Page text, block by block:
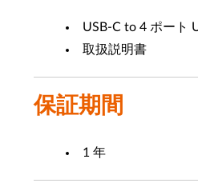
USB-C to 4 ポート
取扱説明書
保証期間
1 年